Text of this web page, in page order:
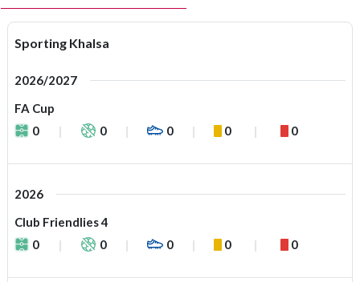
Sporting Khalsa
2026/2027
FA Cup
0
0 0 0 0
2026
Club Friendlies 4
0
0 0 0 0